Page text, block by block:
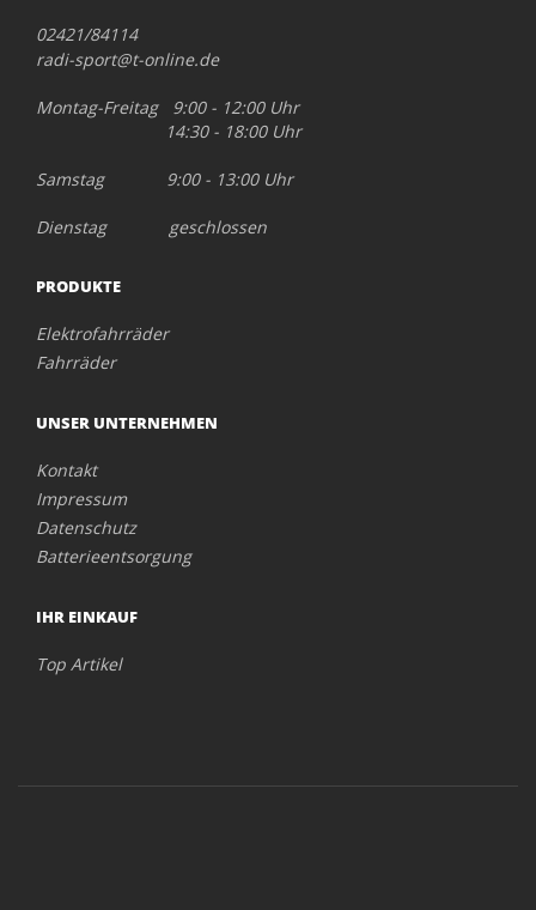
02421/84114
radi-sport@t-online.de
Montag-Freitag 9:00 - 12:00 Uhr
14:30 - 18:00 Uhr
Samstag 9:00 - 13:00 Uhr
Dienstag geschlossen
PRODUKTE
Elektrofahrräder
Fahrräder
UNSER UNTERNEHMEN
Kontakt
Impressum
Datenschutz
Batterieentsorgung
IHR EINKAUF
Top Artikel